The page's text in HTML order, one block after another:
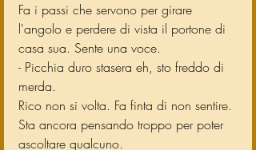
Fa i passi che servono per girare
l'angolo e perdere di vista il portone di
casa sua. Sente una voce.
- Picchia duro stasera eh, sto freddo di
merda.
Rico non si volta. Fa finta di non sentire.
Sta ancora pensando troppo per poter
ascoltare qualcuno.